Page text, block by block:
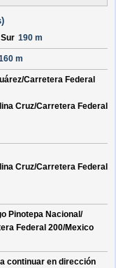
190 m
m
Carretera Federal
Cruz/Carretera Federal
Cruz/Carretera Federal
Pinotepa Nacional/
Federal 200/Mexico
continuar en dirección